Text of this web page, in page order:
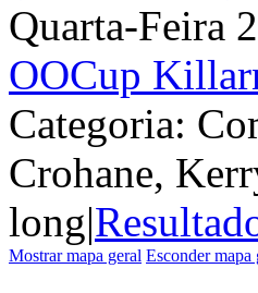
Quarta-Feira
OOCup
Categoria:
Crohane,
long|
Mostrar mapa geral Esconder mapa